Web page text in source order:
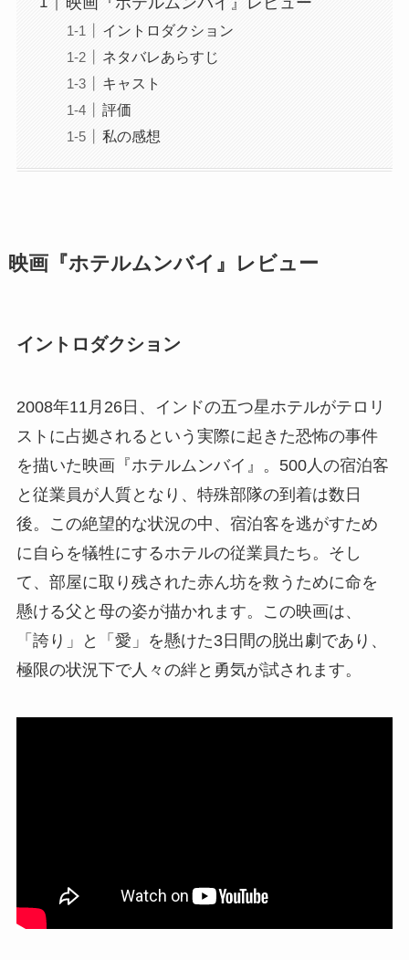
イントロダクション
ネタバレあらすじ
キャスト
評価
私の感想
映画『ホテルムンバイ』レビュー
イントロダクション
2008年11月26日、インドの五つ星ホテルがテロリ
ストに占拠されるという実際に起きた恐怖の事件
を描いた映画『ホテルムンバイ』。500人の宿泊客
と従業員が人質となり、特殊部隊の到着は数日
後。この絶望的な状況の中、宿泊客を逃がすため
に自らを犠牲にするホテルの従業員たち。そし
て、部屋に取り残された赤ん坊を救うために命を
懸ける父と母の姿が描かれます。この映画は、
「誇り」と「愛」を懸けた3日間の脱出劇であり、
極限の状況下で人々の絆と勇気が試されます。